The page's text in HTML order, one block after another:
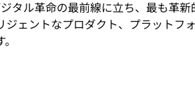
タル革命の最前線に立ち、最も革
ェントなプロダクト、プラットフ